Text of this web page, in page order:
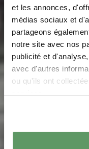
et les annonces,
médias sociaux et
partageons
notre site avec nos
publicité et
avec d'autres
ou qu'ils ont
Wo? 7,